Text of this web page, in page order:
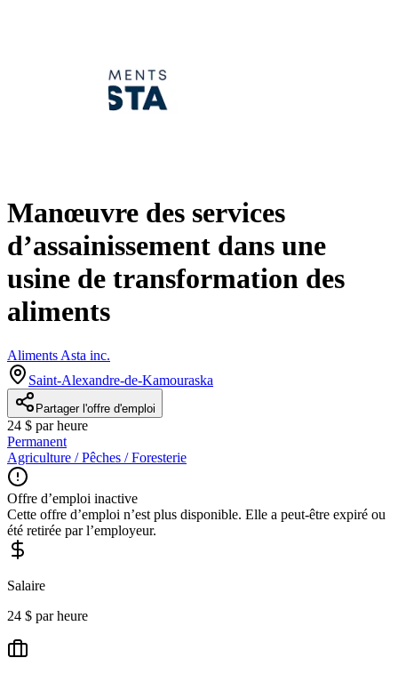
Manœuvre des services
d’assainissement dans une
usine de transformation des
aliments
Aliments Asta inc.
Saint-Alexandre-de-Kamouraska
Partager l'offre d'emploi
24 $ par heure
Permanent
Agriculture / Pêches / Foresterie
Offre d’emploi inactive
Cette offre d’emploi n’est plus disponible. Elle a peut-être expiré ou
été retirée par l’employeur.
Salaire
24 $ par heure